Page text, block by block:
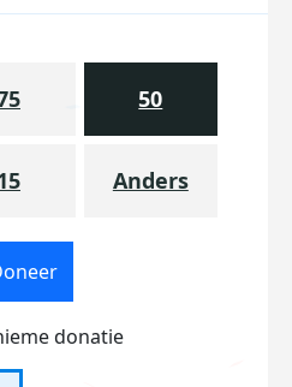
50
Anders
donatie